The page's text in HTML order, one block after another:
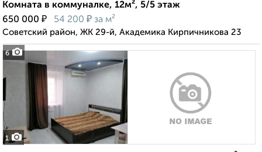
6
Комната в коммуналке, 12м², 5/5 этаж
650 000 ₽ 54 200 ₽ за м²
Советский район, ЖК 29-й, Академика Кирпичникова 23
1